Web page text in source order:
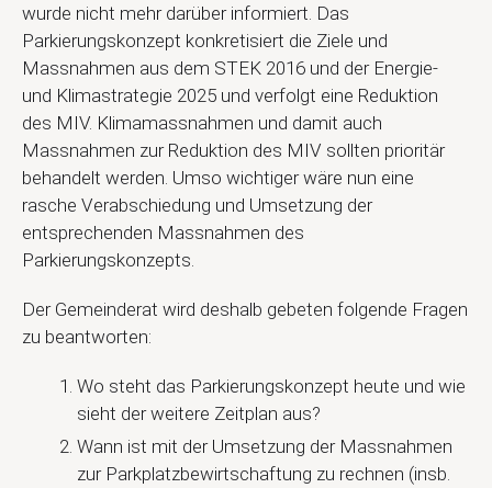
wurde nicht mehr darüber informiert. Das
Parkierungskonzept konkretisiert die Ziele und
Massnahmen aus dem STEK 2016 und der Energie-
und Klimastrategie 2025 und verfolgt eine Reduktion
des MIV. Klimamassnahmen und damit auch
Massnahmen zur Reduktion des MIV sollten prioritär
behandelt werden. Umso wichtiger wäre nun eine
rasche Verabschiedung und Umsetzung der
entsprechenden Massnahmen des
Parkierungskonzepts.
Der Gemeinderat wird deshalb gebeten folgende Fragen
zu beantworten:
Wo steht das Parkierungskonzept heute und wie
sieht der weitere Zeitplan aus?
Wann ist mit der Umsetzung der Massnahmen
zur Parkplatzbewirtschaftung zu rechnen (insb.